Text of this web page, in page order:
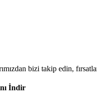
bizi takip edin,
İndir